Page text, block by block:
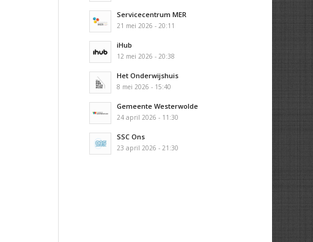
Servicecentrum MER
21 mei 2026 - 20:11
iHub
12 mei 2026 - 20:38
Het Onderwijshuis
8 mei 2026 - 15:40
Gemeente Westerwolde
24 april 2026 - 11:30
SSC Ons
23 april 2026 - 21:30